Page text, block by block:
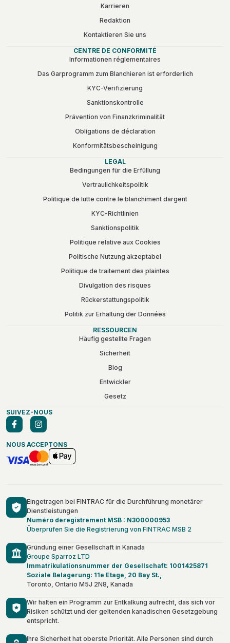
Karrieren
Redaktion
Kontaktieren Sie uns
CENTRE DE CONFORMITÉ
Informationen réglementaires
Das Garprogramm zum Blanchieren ist erforderlich
KYC-Verifizierung
Sanktionskontrolle
Prävention von Finanzkriminalität
Obligations de déclaration
Konformitätsbescheinigung
LEGAL
Bedingungen für die Erfüllung
Vertraulichkeitspolitik
Politique de lutte contre le blanchiment dargent
KYC-Richtlinien
Sanktionspolitik
Politique relative aux Cookies
Politische Nutzung akzeptabel
Politique de traitement des plaintes
Divulgation des risques
Rückerstattungspolitik
Politik zur Erhaltung der Données
RESSOURCEN
Häufig gestellte Fragen
Sicherheit
Blog
Entwickler
Gesetz
SUIVEZ-NOUS
NOUS ACCEPTONS
Eingetragen bei FINTRAC für die Durchführung monetärer
Dienstleistungen
Numéro deregistrement MSB : N300000953
Überprüfen Sie die Registrierung von FINTRAC MSB 2
Gründung einer Gesellschaft in Kanada
Groupe Sparroz LTD
Immatrikulationsnummer der Gesellschaft: 1001425871
Soziale Belagerung: 11e Etage, 20 Bay St.,
Toronto, Ontario M5J 2N8, Kanada
Wir halten ein Programm zur Entkalkung aufrecht, das sich vor
Risiken schützt und der geltenden kanadischen Gesetzgebung
entspricht.
Ihre Sicherheit hat oberste Priorität. Alle Personen sind durch